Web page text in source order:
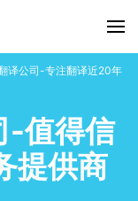
译公司-专注翻译近20年
-值得信
提供商